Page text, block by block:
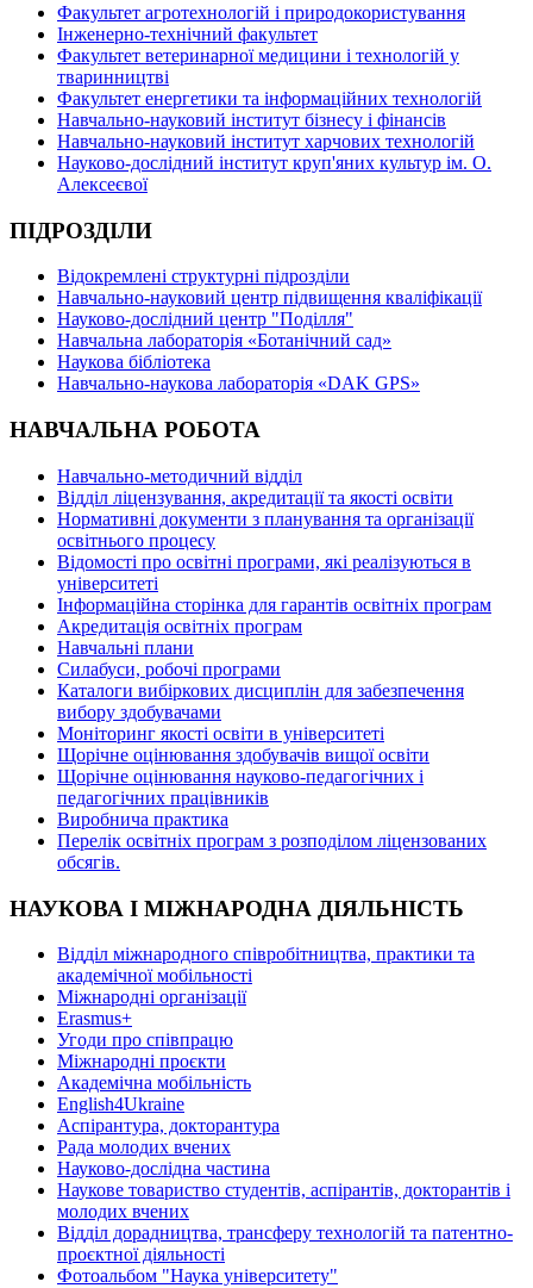
Факультет агротехнологій і природокористування
Інженерно-технічний факультет
Факультет ветеринарної медицини і технологій у
тваринництві
Факультет енергетики та інформаційних технологій
Навчально-науковий інститут бізнесу і фінансів
Навчально-науковий інститут харчових технологій
Науково-дослідний інститут круп'яних культур ім. О.
Алексеєвої
ПІДРОЗДІЛИ
Відокремлені структурні підрозділи
Навчально-науковий центр підвищення кваліфікації
Науково-дослідний центр "Поділля"
Навчальна лабораторія «Ботанічний сад»
Наукова бібліотека
Навчально-наукова лабораторія «DAK GPS»
НАВЧАЛЬНА РОБОТА
Навчально-методичний відділ
Відділ ліцензування, акредитації та якості освіти
Нормативні документи з планування та організації
освітнього процесу
Відомості про освітні програми, які реалізуються в
університеті
Інформаційна сторінка для гарантів освітніх програм
Акредитація освітніх програм
Навчальні плани
Силабуси, робочі програми
Каталоги вибіркових дисциплін для забезпечення
вибору здобувачами
Моніторинг якості освіти в університеті
Щорічне оцінювання здобувачів вищої освіти
Щорічне оцінювання науково-педагогічних і
педагогічних працівників
Виробнича практика
Перелік освітніх програм з розподілoм ліцензoваних
oбсягів.
НАУКОВА І МІЖНАРОДНА ДІЯЛЬНІСТЬ
Відділ міжнародного співробітництва, практики та
академічної мобільності
Міжнародні організації
Erasmus+
Угоди про співпрацю
Міжнародні проєкти
Академічна мобільність
English4Ukraine
Аспірантура, докторантура
Рада молодих вчених
Науково-дослідна частина
Наукове товариство студентів, аспірантів, докторантів і
молодих вчених
Відділ дорадництва, трансферу технологій та патентно-
проєктної діяльності
Фотоальбом "Наука університету"